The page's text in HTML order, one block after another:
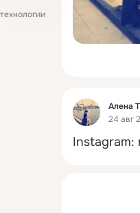
Фид
Алена
24 авг
Instagram: